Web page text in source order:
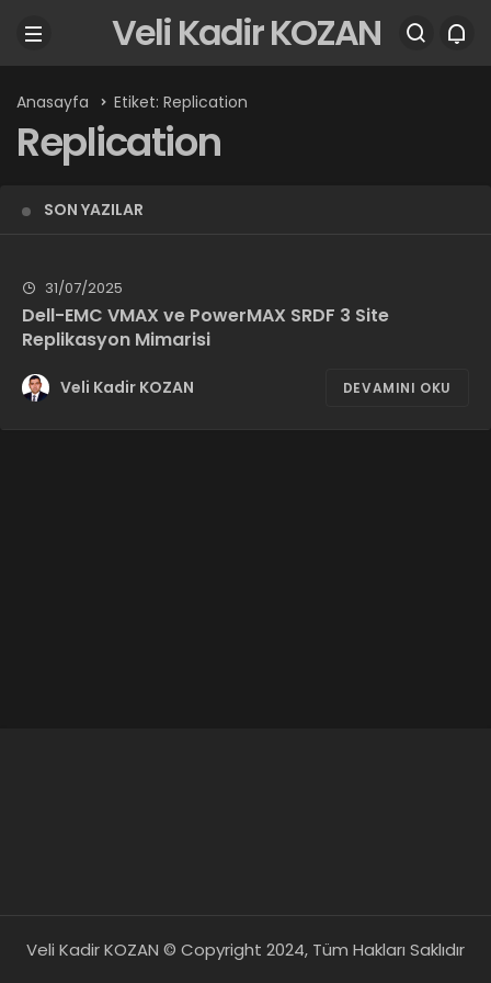
Veli Kadir KOZAN
Anasayfa Etiket: Replication
Replication
SON YAZILAR
31/07/2025
Dell-EMC VMAX ve PowerMAX SRDF 3 Site
Replikasyon Mimarisi
Veli Kadir KOZAN DEVAMINI OKU
Veli Kadir KOZAN © Copyright 2024, Tüm Hakları Saklıdır